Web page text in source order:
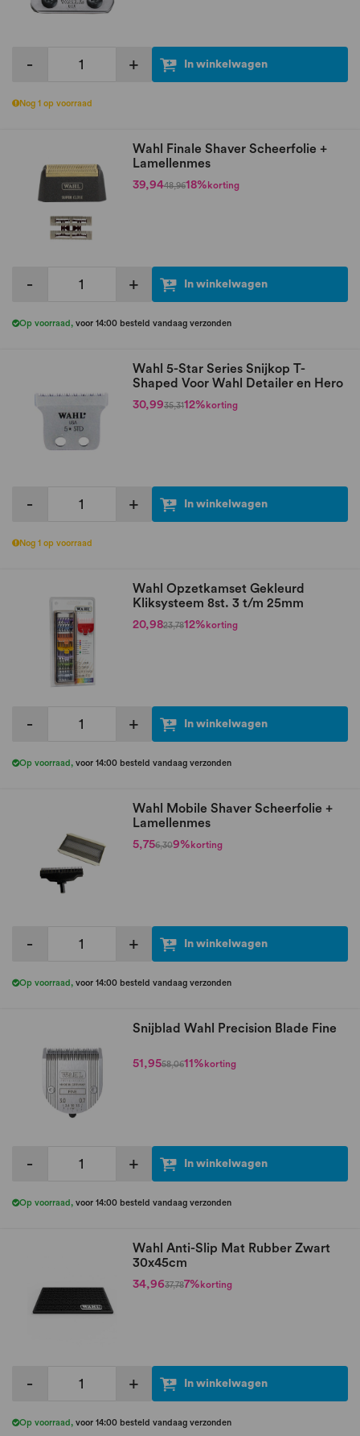
- + In winkelwagen
Nog 1 op voorraad
Wahl Finale Shaver Scheerfolie +
Lamellenmes
39,9448,9618% korting
- + In winkelwagen
Op voorraad , voor 14:00 besteld vandaag verzonden
Wahl 5-Star Series Snijkop T-
Shaped Voor Wahl Detailer en Hero
30,9935,3112% korting
- + In winkelwagen
Nog 1 op voorraad
Wahl Opzetkamset Gekleurd
Kliksysteem 8st. 3 t/m 25mm
20,9823,7812% korting
- + In winkelwagen
Op voorraad , voor 14:00 besteld vandaag verzonden
Wahl Mobile Shaver Scheerfolie +
Lamellenmes
5,756,309% korting
- + In winkelwagen
Op voorraad , voor 14:00 besteld vandaag verzonden
Snijblad Wahl Precision Blade Fine
51,9558,0611% korting
- + In winkelwagen
Op voorraad , voor 14:00 besteld vandaag verzonden
Wahl Anti-Slip Mat Rubber Zwart
30x45cm
34,9637,787% korting
- + In winkelwagen
Op voorraad , voor 14:00 besteld vandaag verzonden